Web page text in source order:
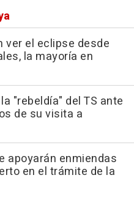
ver el eclipse desde
la mayoría en
"rebeldía" del TS ante
de su visita a
apoyarán enmiendas
en el trámite de la